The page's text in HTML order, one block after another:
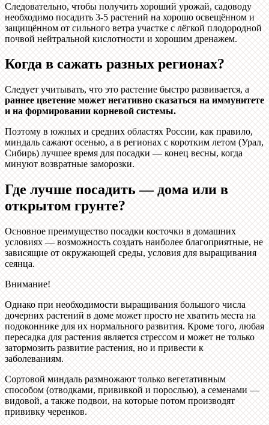
Следовательно, чтобы получить хороший урожай, садоводу
необходимо посадить 3-5 растений на хорошо освещённом и
защищённом от сильного ветра участке с лёгкой плодородной
почвой нейтральной кислотности и хорошим дренажем.
Когда в сажать разных регионах?
Следует учитывать, что это растение быстро развивается, а
раннее цветение может негативно сказаться на иммунитете
и на формировании корневой системы.
Поэтому в южных и средних областях России, как правило,
миндаль сажают осенью, а в регионах с коротким летом (Урал,
Сибирь) лучшее время для посадки — конец весны, когда
минуют возвратные заморозки.
Где лучше посадить — дома или в
открытом грунте?
Основное преимущество посадки косточки в домашних
условиях — возможность создать наиболее благоприятные, не
зависящие от окружающей среды, условия для выращивания
сеянца.
Внимание!
Однако при необходимости выращивания большого числа
дочерних растений в доме может просто не хватить места на
подоконнике для их нормального развития. Кроме того, любая
пересадка для растения является стрессом и может не только
затормозить развитие растения, но и привести к
заболеваниям.
Сортовой миндаль размножают только вегетативным
способом (отводками, прививкой и порослью), а семенами —
видовой, а также подвои, на которые потом производят
прививку черенков.